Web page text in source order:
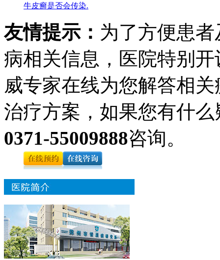
牛皮癣是否会传染.
友情提示： 为了方便患
病相关信息，医院特别
威专家在线为您解答相
治疗方案，如果您有什
0371-55009888咨询。